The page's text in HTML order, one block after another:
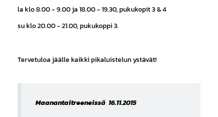
la klo 8.00 - 9.00 ja 18.00 - 19.30, pukukopit 3 & 4
su klo 20.00 - 21.00, pukukoppi 3.
Tervetuloa jäälle kaikki pikaluistelun ystävät!
Maanantaitreeneissä 16.11.2015